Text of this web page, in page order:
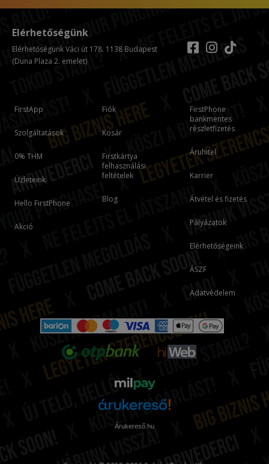
FirstApp
Szolgáltatások
0% THM
Üzleteink
Hello FirstPhone
Akció
Fiók
Kosár
Firstkártya
felhasználási
feltételek
Blog
FirstPhone
bankmentes
részletfizetés
Áruhitel
Karrier
Átvétel és fizetés
Pályázatok
Elérhetőségeink
ÁSZF
Adatvédelem
Elérhetőségünk
Elérhetőségünk Váci út 178. 1138 Budapest
(Duna Plaza 2. emelet)
Árukereső.hu